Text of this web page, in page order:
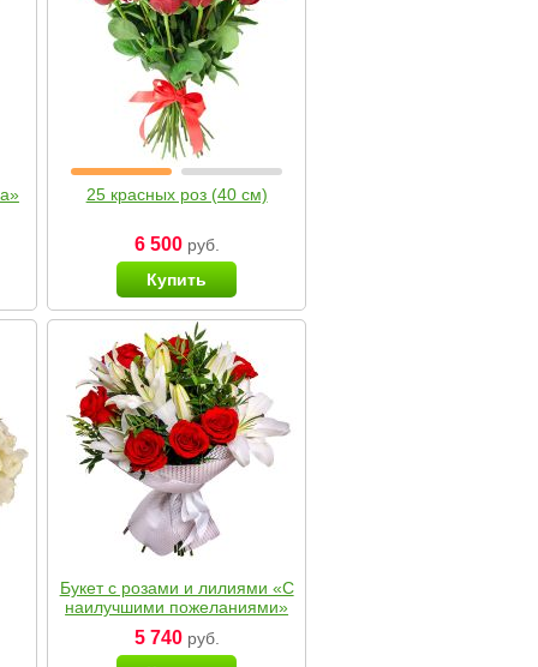
25 красных роз (40 см)
6 500руб.
Купить
Букет с розами и лилиями «С
наилучшими пожеланиями»
5 740руб.